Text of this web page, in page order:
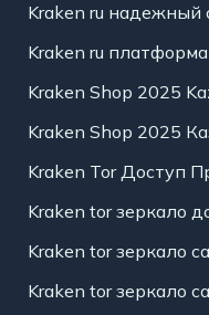
Kraken ru надежный
Kraken ru
Kraken Shop 2025
Kraken Shop 2025
Kraken Tor Доступ
Kraken tor зеркало
Kraken tor зеркало
Kraken tor зеркало